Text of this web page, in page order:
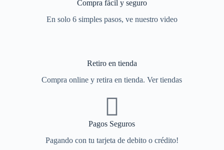
Compra fácil y seguro
En solo 6 simples pasos, ve nuestro video
Retiro en tienda
Compra online y retira en tienda. Ver tiendas
Pagos Seguros
Pagando con tu tarjeta de debito o crédito!